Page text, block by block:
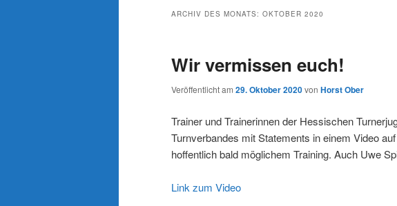
ARCHIV DES MONATS: OKTOBER 2020
Wir vermissen euch!
Veröffentlicht am 29. Oktober 2020von Horst Ober
Trainer und Trainerinnen der Hessischen
Turnverbandes mit Statements in einem Video
hoffentlich bald möglichem Training. Auch Uwe
Link zum Video